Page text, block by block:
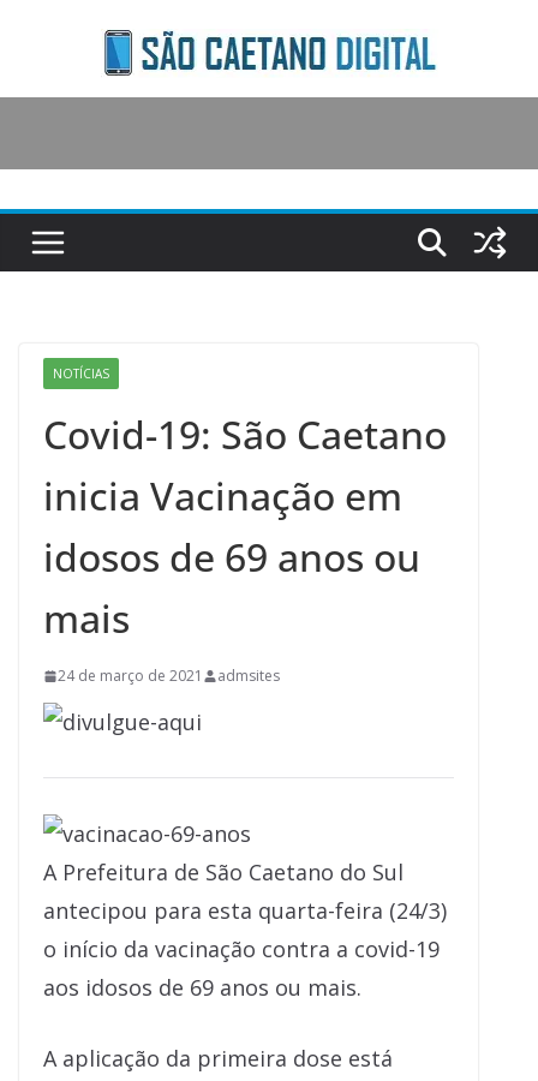
content
NOTÍCIAS
Covid-19: São Caetano
inicia Vacinação em
idosos de 69 anos ou
mais
24 de março de 2021 admsites
A Prefeitura de São Caetano do Sul
antecipou para esta quarta-feira (24/3)
o início da vacinação contra a covid-19
aos idosos de 69 anos ou mais.
A aplicação da primeira dose está